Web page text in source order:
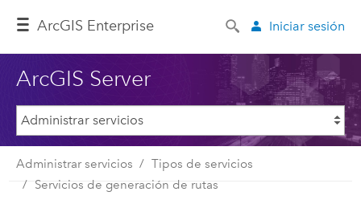
ArcGIS Enterprise Iniciar sesión
ArcGIS Server
Administrar servicios
Tipos de servicios
Servicios de generación de rutas